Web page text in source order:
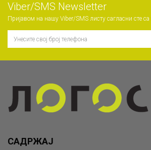
Viber/SMS Newsletter
Пријавом на нашу Viber/SMS листу сагласни сте са
САДРЖАЈ